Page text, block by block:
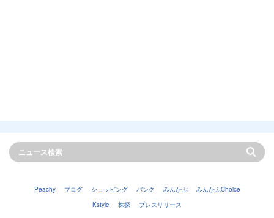
Peachy ブログ ショッピング バンク みんかぶ
みんかぶChoice
Kstyle
株探 プレスリリース